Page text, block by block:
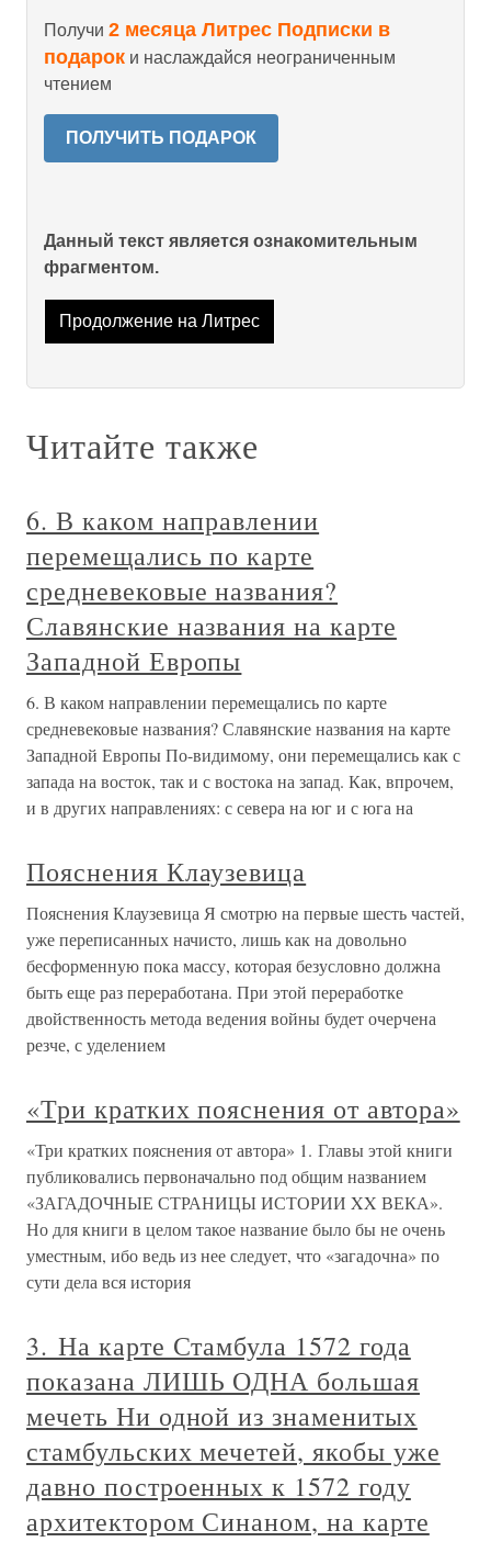
Получи 2 месяца Литрес Подписки в
подарок и наслаждайся неограниченным
чтением
ПОЛУЧИТЬ ПОДАРОК
Данный текст является ознакомительным
фрагментом.
Продолжение на Литрес
Читайте также
6. В каком направлении
перемещались по карте
средневековые названия?
Славянские названия на карте
Западной Европы
6. В каком направлении перемещались по карте
средневековые названия? Славянские названия на карте
Западной Европы По-видимому, они перемещались как с
запада на восток, так и с востока на запад. Как, впрочем,
и в других направлениях: с севера на юг и с юга на
Пояснения Клаузевица
Пояснения Клаузевица Я смотрю на первые шесть частей,
уже переписанных начисто, лишь как на довольно
бесформенную пока массу, которая безусловно должна
быть еще раз переработана. При этой переработке
двойственность метода ведения войны будет очерчена
резче, с уделением
«Три кратких пояснения от автора»
«Три кратких пояснения от автора» 1. Главы этой книги
публиковались первоначально под общим названием
«ЗАГАДОЧНЫЕ СТРАНИЦЫ ИСТОРИИ XX ВЕКА».
Но для книги в целом такое название было бы не очень
уместным, ибо ведь из нее следует, что «загадочна» по
сути дела вся история
3. На карте Стамбула 1572 года
показана ЛИШЬ ОДНА большая
мечеть Ни одной из знаменитых
стамбульских мечетей, якобы уже
давно построенных к 1572 году
архитектором Синаном, на карте